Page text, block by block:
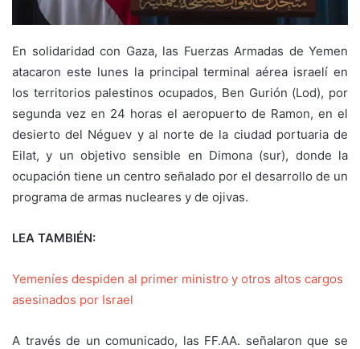
En solidaridad con Gaza, las Fuerzas Armadas de Yemen
atacaron este lunes la principal terminal aérea israelí en
los territorios palestinos ocupados, Ben Gurión (Lod), por
segunda vez en 24 horas el aeropuerto de Ramon, en el
desierto del Néguev y al norte de la ciudad portuaria de
Eilat, y un objetivo sensible en Dimona (sur), donde la
ocupación tiene un centro señalado por el desarrollo de un
programa de armas nucleares y de ojivas.
LEA TAMBIÉN:
Yemeníes despiden al primer ministro y otros altos cargos
asesinados por Israel
A través de un comunicado, las FF.AA. señalaron que se